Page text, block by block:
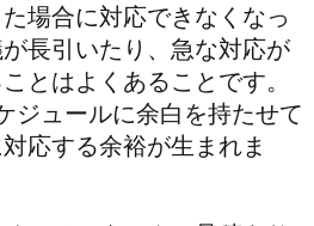
場合に対応できなくなっ
長引いたり、急な対応が
とはよくあることです。
ジュールに余白を持たせて
応する余裕が生まれま